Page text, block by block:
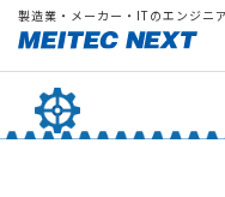
製造業・メーカー・ITのエンジニ